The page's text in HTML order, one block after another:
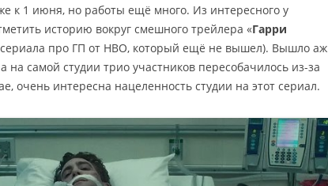
к 1 июня, но работы ещё много. Из интересного у
историю вокруг смешного трейлера «Гарри
сериала про ГП от HBO, который ещё не вышел). Вышло аж
на самой студии трио участников пересобачилось из-за
очень интересна нацеленность студии на этот сериал.